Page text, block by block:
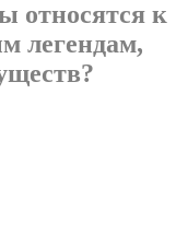
относятся к
легендам,